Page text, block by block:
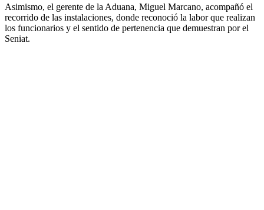
Asimismo, el gerente de la Aduana, Miguel Marcano, acompañó el
recorrido de las instalaciones, donde reconoció la labor que realizan
los funcionarios y el sentido de pertenencia que demuestran por el
Seniat.